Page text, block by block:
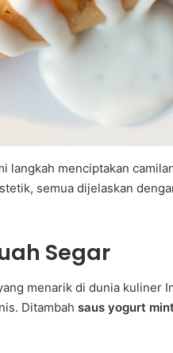
langkah menciptakan
semua dijelaskan
Segar
menarik di dunia kuliner
Ditambah saus yogurt mint